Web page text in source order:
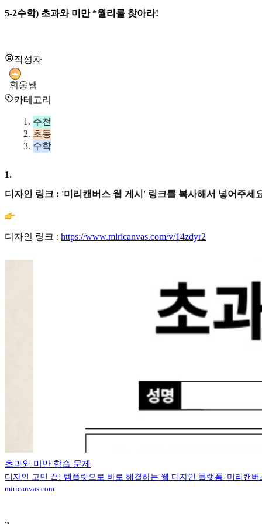
5-2수학) 초과와 미만 *월리를 찾아라!
작성자
휘웅쌤
카테고리
추천
초등
수학
1.
디자인 링크 : '미리캔버스 웹 게시' 링크를 복사해서 넣어주세
디자인 링크 : https://www.miricanvas.com/v/14zdyr2
초과와 미만 학습 문제
디자인 고민 끝! 템플릿으로 바로 해결하는 웹 디자인 플랫폼 '미리캔버
miricanvas.com